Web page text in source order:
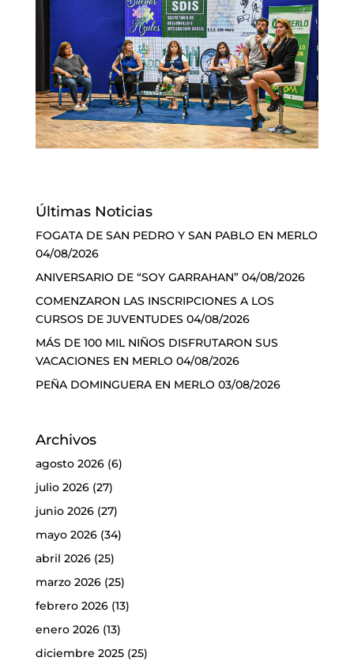
Últimas Noticias
FOGATA DE SAN PEDRO Y SAN PABLO EN MERLO
04/08/2026
ANIVERSARIO DE “SOY GARRAHAN” 04/08/2026
COMENZARON LAS INSCRIPCIONES A LOS
CURSOS DE JUVENTUDES 04/08/2026
MÁS DE 100 MIL NIÑOS DISFRUTARON SUS
VACACIONES EN MERLO 04/08/2026
PEÑA DOMINGUERA EN MERLO 03/08/2026
Archivos
agosto 2026(6)
julio 2026(27)
junio 2026(27)
mayo 2026(34)
abril 2026(25)
marzo 2026(25)
febrero 2026(13)
enero 2026(13)
diciembre 2025(25)